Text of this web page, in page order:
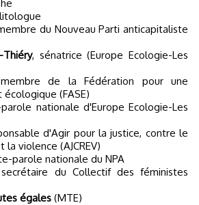
du Nouveau Parti anticapitaliste
, sénatrice (Europe Ecologie-Les
de la Fédération pour une
(FASE)
nationale d'Europe Ecologie-Les
d'Agir pour la justice, contre le
violence (AJCREV)
parole nationale du NPA
du Collectif des féministes
égales (MTE)